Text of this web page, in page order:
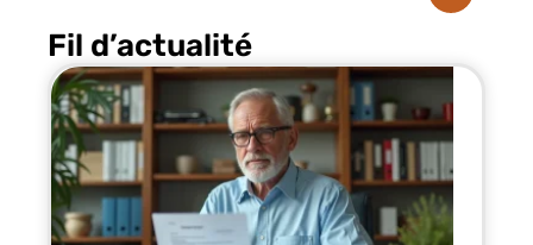
Fil d’actualité